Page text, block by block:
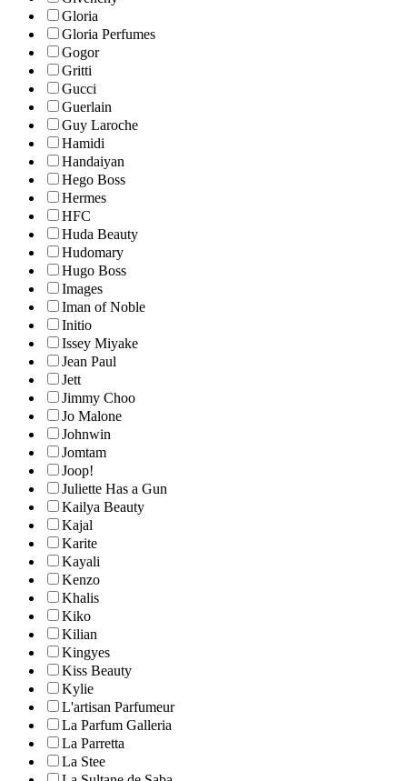
Gloria
Gloria Perfumes
Gogor
Gritti
Gucci
Guerlain
Guy Laroche
Hamidi
Handaiyan
Hego Boss
Hermes
HFC
Huda Beauty
Hudomary
Hugo Boss
Images
Iman of Noble
Initio
Issey Miyake
Jean Paul
Jett
Jimmy Choo
Jo Malone
Johnwin
Jomtam
Joop!
Juliette Has a Gun
Kailya Beauty
Kajal
Karite
Kayali
Kenzo
Khalis
Kiko
Kilian
Kingyes
Kiss Beauty
Kylie
L'artisan Parfumeur
La Parfum Galleria
La Parretta
La Stee